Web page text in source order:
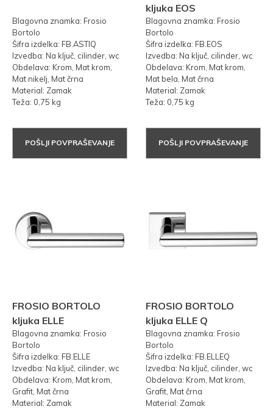
Blagovna znamka: Frosio
Bortolo
Šifra izdelka: FB.ASTIQ
Izvedba: Na ključ, cilinder, wc
Obdelava: Krom, Mat krom,
Mat nikelj, Mat črna
Material: Zamak
Teža: 0,75 kg
POŠLJI POVPRAŠEVANJE
kljuka EOS
Blagovna znamka: Frosio
Bortolo
Šifra izdelka: FB.EOS
Izvedba: Na ključ, cilinder, wc
Obdelava: Krom, Mat krom,
Mat bela, Mat črna
Material: Zamak
Teža: 0,75 kg
POŠLJI POVPRAŠEVANJE
FROSIO BORTOLO
kljuka ELLE
Blagovna znamka: Frosio
Bortolo
Šifra izdelka: FB.ELLE
Izvedba: Na ključ, cilinder, wc
Obdelava: Krom, Mat krom,
Grafit, Mat črna
Material: Zamak
FROSIO BORTOLO
kljuka ELLE Q
Blagovna znamka: Frosio
Bortolo
Šifra izdelka: FB.ELLEQ
Izvedba: Na ključ, cilinder, wc
Obdelava: Krom, Mat krom,
Grafit, Mat črna
Material: Zamak